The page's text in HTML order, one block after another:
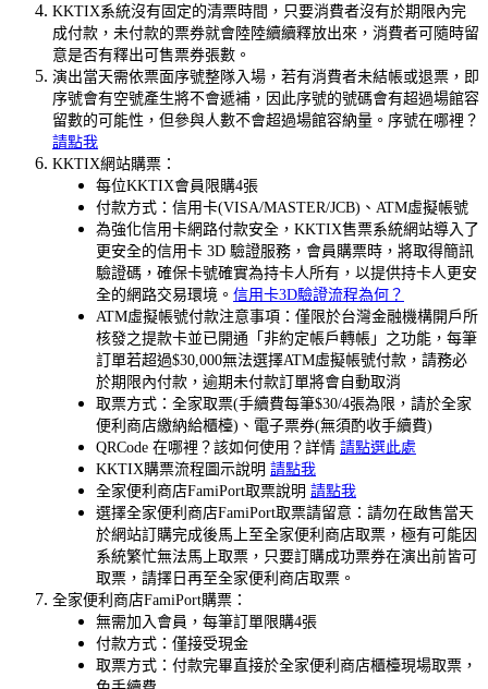
KKTIX系統沒有固定的清票時間，只要消費者沒有於期限內完
成付款，未付款的票券就會陸陸續續釋放出來，消費者可隨時留
意是否有釋出可售票券張數。
演出當天需依票面序號整隊入場，若有消費者未結帳或退票，即
序號會有空號產生將不會遞補，因此序號的號碼會有超過場館容
留數的可能性，但參與人數不會超過場館容納量。序號在哪裡？
請點我
KKTIX網站購票：
每位KKTIX會員限購4張
付款方式：信用卡(VISA/MASTER/JCB)、ATM虛擬帳號
為強化信用卡網路付款安全，KKTIX售票系統網站導入了
更安全的信用卡 3D 驗證服務，會員購票時，將取得簡訊
驗證碼，確保卡號確實為持卡人所有，以提供持卡人更安
全的網路交易環境。 信用卡3D驗證流程為何？
ATM虛擬帳號付款注意事項：僅限於台灣金融機構開戶所
核發之提款卡並已開通「非約定帳戶轉帳」之功能，每筆
訂單若超過$30,000無法選擇ATM虛擬帳號付款，請務必
於期限內付款，逾期未付款訂單將會自動取消
取票方式：全家取票(手續費每筆$30/4張為限，請於全家
便利商店繳納給櫃檯)、電子票券(無須酌收手續費)
QRCode 在哪裡？該如何使用？詳情 請點選此處
KKTIX購票流程圖示說明 請點我
全家便利商店FamiPort取票說明 請點我
選擇全家便利商店FamiPort取票請留意：請勿在啟售當天
於網站訂購完成後馬上至全家便利商店取票，極有可能因
系統繁忙無法馬上取票，只要訂購成功票券在演出前皆可
取票，請擇日再至全家便利商店取票。
全家便利商店FamiPort購票：
無需加入會員，每筆訂單限購4張
付款方式：僅接受現金
取票方式：付款完畢直接於全家便利商店櫃檯現場取票，